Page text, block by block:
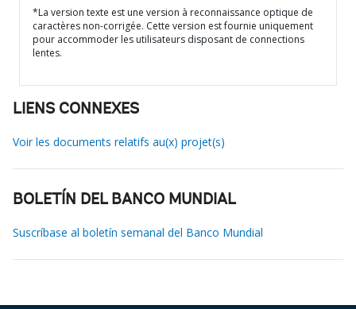
*La version texte est une version à reconnaissance optique de
caractères non-corrigée. Cette version est fournie uniquement
pour accommoder les utilisateurs disposant de connections
lentes.
LIENS CONNEXES
Voir les documents relatifs au(x) projet(s)
BOLETÍN DEL BANCO MUNDIAL
Suscríbase al boletín semanal del Banco Mundial